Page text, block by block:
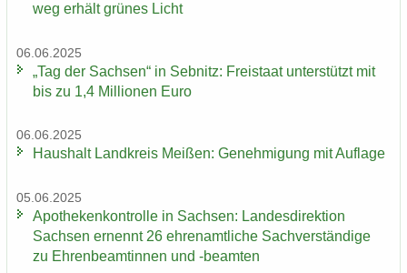
weg er­hält grü­nes Licht
06.06.2025
„Tag der Sach­sen“ in Seb­nitz: Frei­staat un­ter­stützt mit
bis zu 1,4 Mil­lio­nen Euro
06.06.2025
Haus­halt Land­kreis Mei­ßen: Ge­neh­mi­gung mit Auf­la­ge
05.06.2025
Apo­the­ken­kon­trol­le in Sach­sen: Lan­des­di­rek­ti­on
Sach­sen er­nennt 26 eh­ren­amt­li­che Sach­ver­stän­di­ge
zu Eh­ren­be­am­tin­nen und -​beamten